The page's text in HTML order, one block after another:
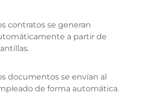
contratos se generan
a partir de
documentos se envían al
de forma automática.